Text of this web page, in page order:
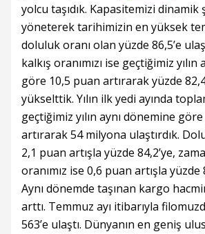
yolcu taşıdık. Kapasitemizi dinamik
yöneterek tarihimizin en yüksek
doluluk oranı olan yüzde 86,5’e
kalkış oranımızı ise geçtiğimiz
göre 10,5 puan artırarak yüzde
yükselttik. Yılın ilk yedi ayında
geçtiğimiz yılın aynı dönemine
artırarak 54 milyona ulaştırdık.
2,1 puan artışla yüzde 84,2’ye,
oranımız ise 0,6 puan artışla yüzde
Aynı dönemde taşınan kargo
arttı. Temmuz ayı itibarıyla
563’e ulaştı. Dünyanın en geniş